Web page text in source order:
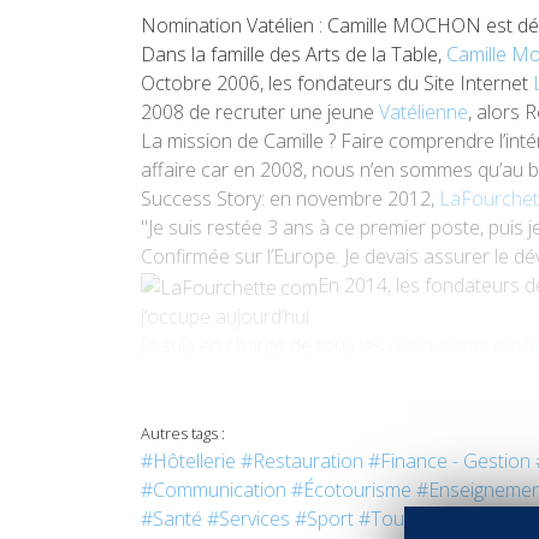
Nomination Vatélien : Camille MOCHON est
Dans la famille des Arts de la Table, Camille
Octobre 2006, les fondateurs du Site Internet
2008 de recruter une jeune Vatélienne, alors
La mission de Camille ? Faire comprendre
affaire car en 2008, nous n’en sommes qu’au
Success Story: en novembre 2012,
"Je suis restée 3 ans à ce premier poste,
Confirmée sur l’Europe. Je devais assurer le
En 2014, les fondateurs
j’occupe aujourd’hui.
Je dirige, tu diriges, nous
"Dès mon adolescence, je souhaitais faire
de trouver un emploi partout dans le monde.
Autres tags :
#Hôtellerie #Restauration #Finance - Gestion
#Communication #Écotourisme
#Santé #Services #Sport#Tourisme